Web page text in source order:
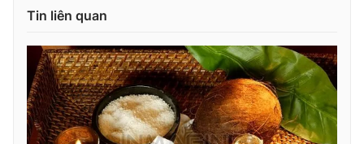
® Cấm sao chép dưới mọi hình thức nếu không có sự chấp
thuận bằng văn bản. Ghi rõ nguồn VTV.vn khi phát hành lại
thông tin từ website này.
Tin liên quan